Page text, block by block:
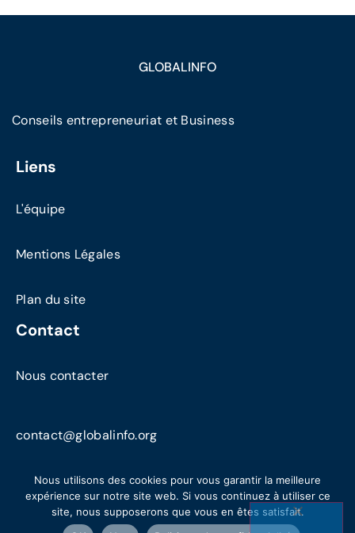
GLOBALINFO
Conseils entrepreneuriat et Business
Liens
L'équipe
Mentions Légales
Plan du site
Contact
Nous contacter
contact@globalinfo.org
Nous utilisons des cookies pour vous garantir la meilleure
expérience sur notre site web. Si vous continuez à utiliser ce
site, nous supposerons que vous en êtes satisfait.